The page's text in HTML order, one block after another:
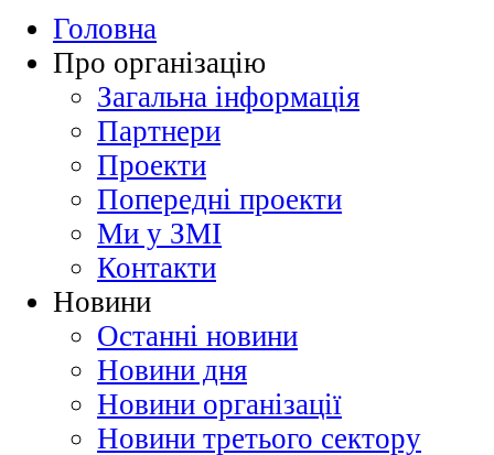
Головна
Про організацію
Загальна інформація
Партнери
Проекти
Попередні проекти
Ми у ЗМІ
Контакти
Новини
Останні новини
Новини дня
Новини організації
Новини третього сектору